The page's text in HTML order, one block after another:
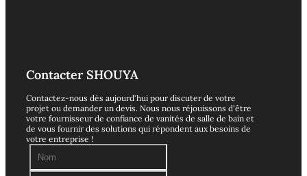
Contacter SHOUYA
Contactez-nous dès aujourd'hui pour discuter de votre
projet ou demander un devis. Nous nous réjouissons d'être
votre fournisseur de confiance de vanités de salle de bain et
de vous fournir des solutions qui répondent aux besoins de
votre entreprise !